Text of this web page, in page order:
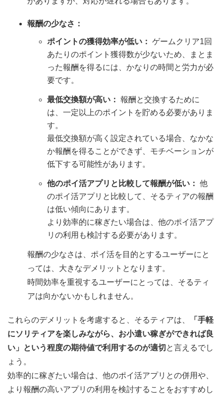
報酬の少なさ：
ポイントの獲得効率が低い： ゲームクリア1回
あたりのポイント獲得数が少ないため、まとま
った報酬を得るには、かなりの時間と労力が必
要です。
最低交換額が高い： 報酬と交換するために
は、一定以上のポイントを貯める必要がありま
す。
最低交換額が高く設定されている場合、なかな
か報酬を得ることができず、モチベーションが
低下する可能性があります。
他のポイ活アプリと比較して報酬が低い： 他
のポイ活アプリと比較して、そるティアの報酬
は低い傾向にあります。
より効率的に稼ぎたい場合は、他のポイ活アプ
リの利用も検討する必要があります。
報酬の少なさは、ポイ活を目的とするユーザーにと
っては、大きなデメリットとなります。
時間効率を重視するユーザーにとっては、そるティ
アは向かないかもしれません。
これらのデメリットを考慮すると、そるティアは、
「手軽
にソリティアを楽しみながら、お小遣い稼ぎができれば良
い」という程度の期待値で利用するのが適切 と言えるでし
ょう。
効率的に稼ぎたい場合は、他のポイ活アプリとの併用や、
より報酬の高いアプリの利用を検討することをおすすめし